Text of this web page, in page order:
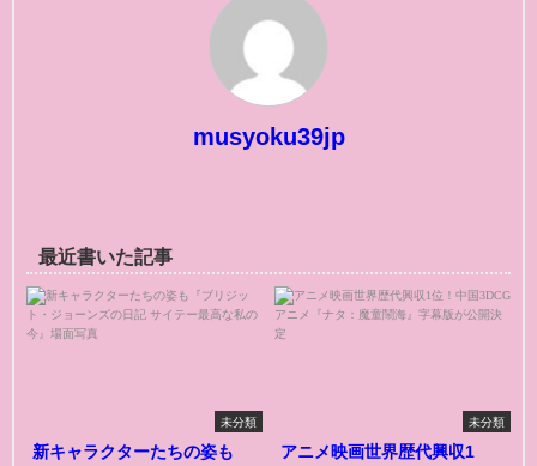
musyoku39jp
最近書いた記事
未分類
新キャラクターたちの姿も
未分類
アニメ映画世界歴代興収1